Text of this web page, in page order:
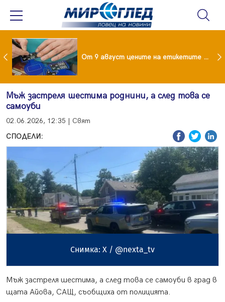
Проект за изграждане на 13-етажна "мегаджамия" разгневи жителите на Лондон От 9 август цените на етикетите само в евро
Мъж застреля шестима роднини, а след това се
самоуби
02.06.2026, 12:35 | Свят
СПОДЕЛИ:
Снимка: X / @nexta_tv
Мъж застреля шестима, а след това се самоуби в град в
щата Айова, САЩ, съобщиха от полицията.